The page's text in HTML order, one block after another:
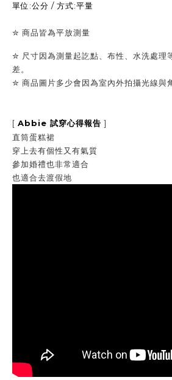
單位:公分 / 方式:平量
✮ 商品皆為平放測量
✮ 尺寸因為測量起訖點、布性、水洗處理
差。
✮ 商品圖片多少會因為室內外拍攝光線與
[ Abbie 試穿心得報告 ]
直筒蛋糕裙
穿上去有個性又有氣質
參加婚禮也非常適合
也適合去渡假地